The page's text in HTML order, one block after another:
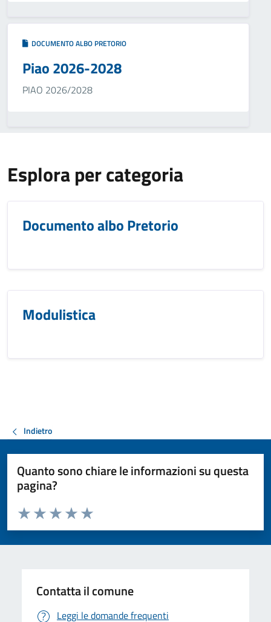
DOCUMENTO ALBO PRETORIO
Piao 2026-2028
PIAO 2026/2028
Esplora per categoria
Documento albo Pretorio
Modulistica
Indietro
Quanto sono chiare le informazioni su questa
pagina?
Valuta da 1 a 5 stelle la pagina
Valuta 5 stelle su 5
Valuta 4 stelle su 5
Valuta 3 stelle su 5
Valuta 2 stelle su 5
Valuta 1 stelle su 5
Contatta il comune
Leggi le domande frequenti